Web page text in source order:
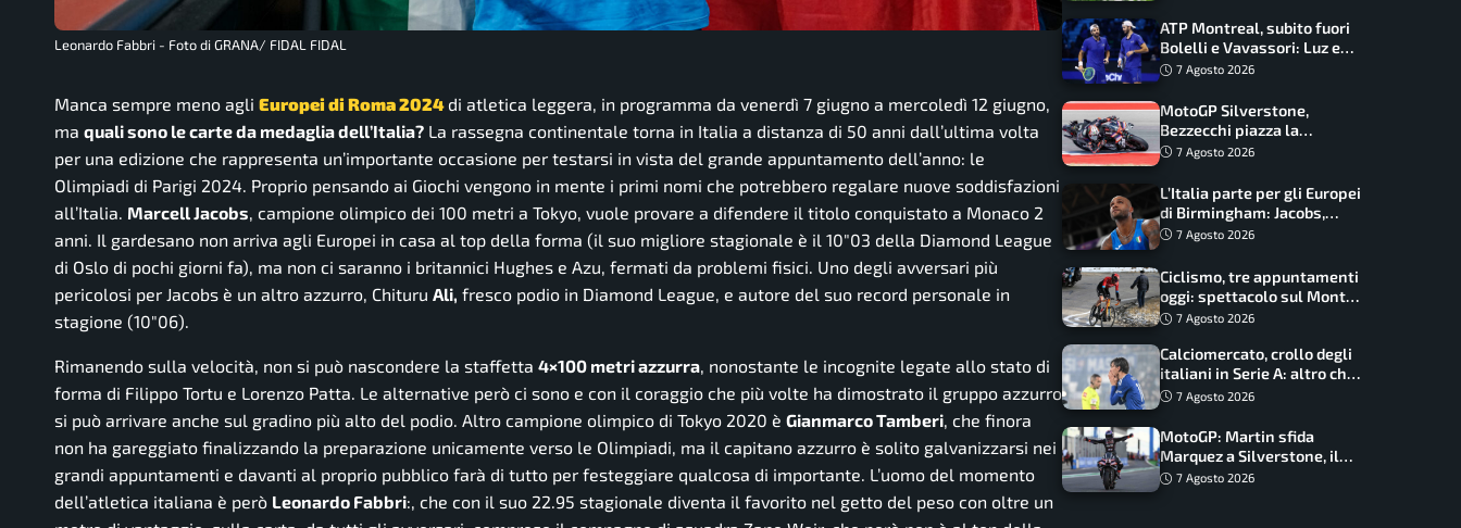
Leonardo Fabbri - Foto di GRANA/ FIDAL FIDAL
Manca sempre meno agli Europei di Roma 2024 di atletica leggera, in programma da venerdì 7 giugno a mercoledì 12 giugno,
ma quali sono le carte da medaglia dell’Italia? La rassegna continentale torna in Italia a distanza di 50 anni dall’ultima volta
per una edizione che rappresenta un’importante occasione per testarsi in vista del grande appuntamento dell’anno: le
Olimpiadi di Parigi 2024. Proprio pensando ai Giochi vengono in mente i primi nomi che potrebbero regalare nuove soddisfazioni
all’Italia. Marcell Jacobs , campione olimpico dei 100 metri a Tokyo, vuole provare a difendere il titolo conquistato a Monaco 2
anni. Il gardesano non arriva agli Europei in casa al top della forma (il suo migliore stagionale è il 10″03 della Diamond League
di Oslo di pochi giorni fa), ma non ci saranno i britannici Hughes e Azu, fermati da problemi fisici. Uno degli avversari più
pericolosi per Jacobs è un altro azzurro, Chituru Ali, fresco podio in Diamond League, e autore del suo record personale in
stagione (10″06).
Rimanendo sulla velocità, non si può nascondere la staffetta 4×100 metri azzurra , nonostante le incognite legate allo stato di
forma di Filippo Tortu e Lorenzo Patta. Le alternative però ci sono e con il coraggio che più volte ha dimostrato il gruppo azzurro
si può arrivare anche sul gradino più alto del podio. Altro campione olimpico di Tokyo 2020 è Gianmarco Tamberi , che finora
non ha gareggiato finalizzando la preparazione unicamente verso le Olimpiadi, ma il capitano azzurro è solito galvanizzarsi nei
grandi appuntamenti e davanti al proprio pubblico farà di tutto per festeggiare qualcosa di importante. L’uomo del momento
dell’atletica italiana è però Leonardo Fabbri:, che con il suo 22.95 stagionale diventa il favorito nel getto del peso con oltre un
ATP Montreal, subito fuori
Bolelli e Vavassori: Luz e
Matos fermano gli azzurri
7 Agosto 2026
MotoGP Silverstone,
Bezzecchi piazza la
zampata: Aprilia domina,
7 Agosto 2026
L’Italia parte per gli Europei
di Birmingham: Jacobs,
Tamberi e Battocletti
record
7 Agosto 2026
Ciclismo, tre appuntamenti
oggi: spettacolo sul Mont
Ventoux, orari e come
7 Agosto 2026
Calciomercato, crollo degli
italiani in Serie A: altro che
svolta dopo il Mondiale
7 Agosto 2026
MotoGP: Martin sfida
Marquez a Silverstone, il
programma e gli orari
7 Agosto 2026